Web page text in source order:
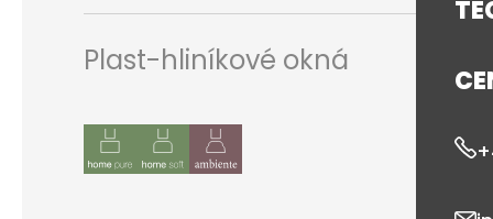
Plast-hliníkové okná